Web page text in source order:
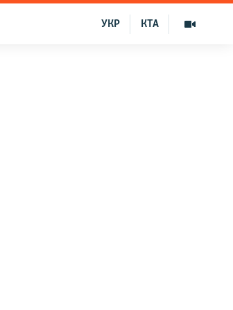
КТА
УКР